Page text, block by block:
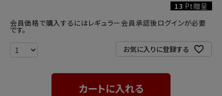
13 Pt贈呈
会員価格で購入するにはレギュラー会員承認後ログインが必要
です。
お気に入りに登録する
カートに入れる